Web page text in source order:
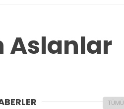
Aslanlar
TÜMÜ